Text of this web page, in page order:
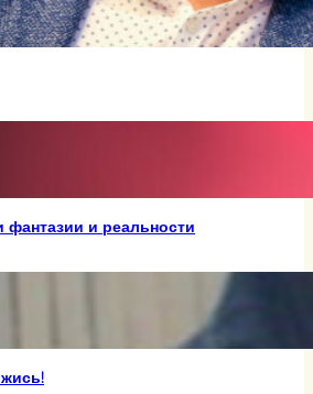
фантазии и реальности